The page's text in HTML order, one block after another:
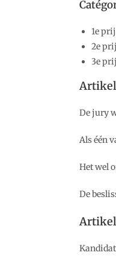
1e
2e
3e
Artikel
De jury
Als één
Het wel
De